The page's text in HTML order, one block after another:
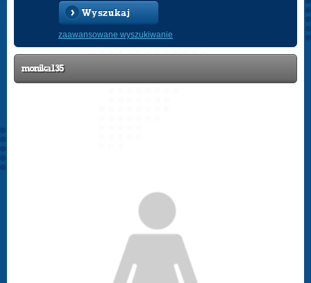
Wyszukaj
zaawansowane wyszukiwanie
monika135